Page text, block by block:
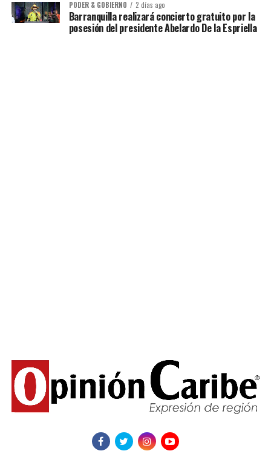
PODER & GOBIERNO 2 días ago
Barranquilla realizará concierto gratuito por la
posesión del presidente Abelardo De la Espriella